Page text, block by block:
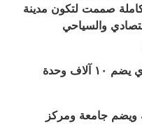
صممت لتكون مدينة
والسياحي
فهناك القطاع السكني والذي يضم ١٠ آلاف وحدة
ويضم جامعة ومركز